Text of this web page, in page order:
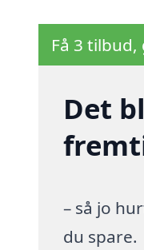
Få 3
Det
– så jo
du spare.